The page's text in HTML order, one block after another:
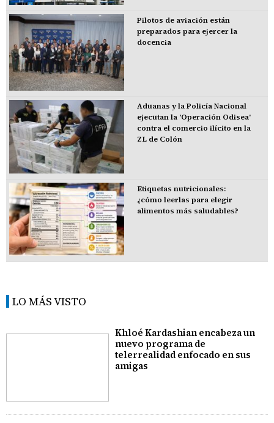
Pilotos de aviación están
preparados para ejercer la
docencia
Aduanas y la Policía Nacional
ejecutan la 'Operación Odisea'
contra el comercio ilícito en la
ZL de Colón
Etiquetas nutricionales:
¿cómo leerlas para elegir
alimentos más saludables?
LO MÁS VISTO
Khloé Kardashian encabeza un
nuevo programa de
telerrealidad enfocado en sus
amigas